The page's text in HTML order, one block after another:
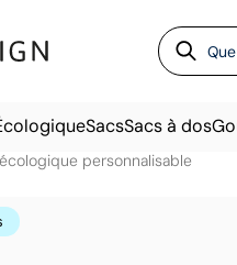
SacsSacs à dos
personnalisable